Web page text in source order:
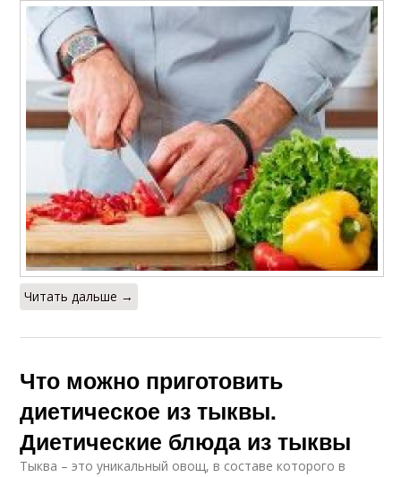
Читать дальше →
Что можно приготовить
диетическое из тыквы.
Диетические блюда из тыквы
Тыква – это уникальный овощ, в составе которого в